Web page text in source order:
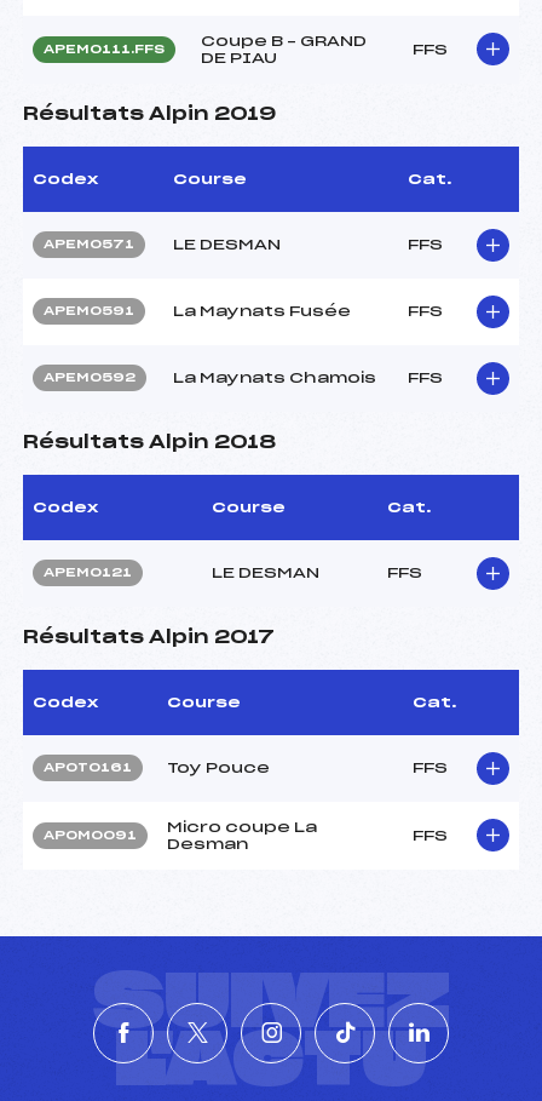
APEM0111.FFS
Coupe B – GRAND
DE PIAU
FFS
Résultats Alpin 2019
Codex Course Cat.
APEM0571 LE DESMAN FFS
APEM0591 La Maynats Fusée FFS
APEM0592 La Maynats Chamois FFS
Résultats Alpin 2018
Codex Course Cat.
APEM0121 LE DESMAN FFS
Résultats Alpin 2017
Codex Course Cat.
APOT0161 Toy Pouce FFS
APOM0091
Micro coupe La
Desman
FFS
SUIVEZ
L'ACTU